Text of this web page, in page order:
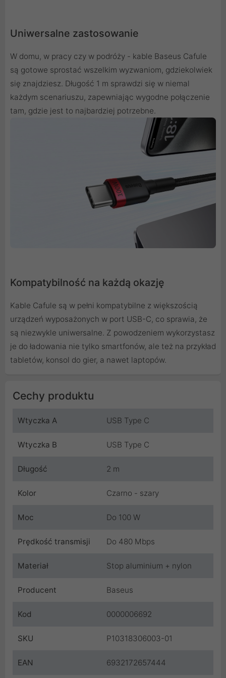
Uniwersalne zastosowanie
W domu, w pracy czy w podróży - kable Baseus Cafule
są gotowe sprostać wszelkim wyzwaniom, gdziekolwiek
się znajdziesz. Długość 1 m sprawdzi się w niemal
każdym scenariuszu, zapewniając wygodne połączenie
tam, gdzie jest to najbardziej potrzebne.
Kompatybilność na każdą okazję
Kable Cafule są w pełni kompatybilne z większością
urządzeń wyposażonych w port USB-C, co sprawia, że
są niezwykle uniwersalne. Z powodzeniem wykorzystasz
je do ładowania nie tylko smartfonów, ale też na przykład
tabletów, konsol do gier, a nawet laptopów.
Cechy produktu
Wtyczka A USB Type C
Wtyczka B USB Type C
Długość 2 m
Kolor Czarno - szary
Moc Do 100 W
Prędkość transmisji Do 480 Mbps
Materiał Stop aluminium + nylon
Producent Baseus
Kod 0000006692
SKU P10318306003-01
EAN 6932172657444